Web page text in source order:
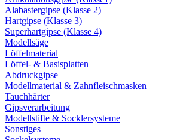
Alabastergipse (Klasse 2)
Hartgipse (Klasse 3)
Superhartgipse (Klasse 4)
Modellsäge
Löffelmaterial
Löffel- & Basisplatten
Abdruckgipse
Modellmaterial & Zahnfleischmasken
Tauchhärter
Gipsverarbeitung
Modellstifte & Socklersysteme
Sonstiges